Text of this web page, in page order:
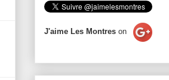
J'aime Les Montres on